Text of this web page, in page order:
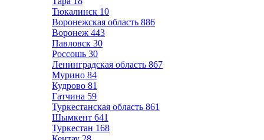
Тюкалинск 10
Воронежская область 886
Воронеж 443
Павловск 30
Россошь 30
Ленинградская область 867
Мурино 84
Кудрово 81
Гатчина 59
Туркестанская область 861
Шымкент 641
Туркестан 168